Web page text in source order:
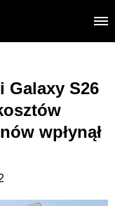
Galaxy S26
wpłynął